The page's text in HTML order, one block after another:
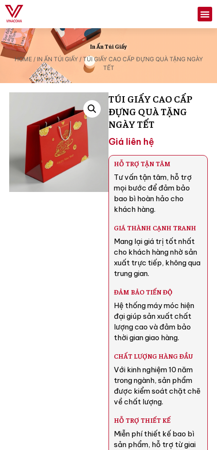
In Ấn Túi Giấy
HOME/ IN ẤN TÚI GIẤY/ TÚI GIẤY CAO CẤP ĐỰNG QUÀ TẶNG NGÀY
TẾT
TÚI GIẤY CAO CẤP
ĐỰNG QUÀ TẶNG
NGÀY TẾT
Giá liên hệ
HỖ TRỢ TẬN TÂM
Tư vấn tận tâm, hỗ trợ
mọi bước để đảm bảo
bao bì hoàn hảo cho
khách hàng.
GIÁ THÀNH CẠNH TRANH
Mang lại giá trị tốt nhất
cho khách hàng nhờ sản
xuất trực tiếp, không qua
trung gian.
ĐẢM BẢO TIẾN ĐỘ
Hệ thống máy móc hiện
đại giúp sản xuất chất
lượng cao và đảm bảo
thời gian giao hàng.
CHẤT LƯỢNG HÀNG ĐẦU
Với kinh nghiệm 10 năm
trong ngành, sản phẩm
được kiểm soát chặt chẽ
về chất lượng.
HỖ TRỢ THIẾT KẾ
Miễn phí thiết kế bao bì
sản phẩm, hỗ trợ từ giai